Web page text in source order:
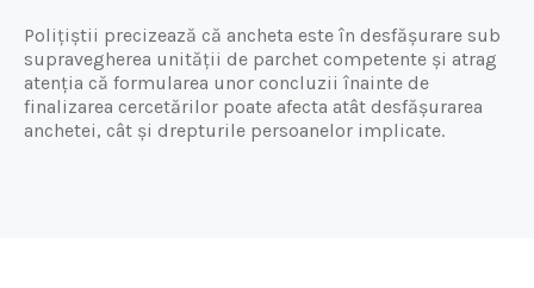
Polițiștii precizează că ancheta este în desfășurare sub
supravegherea unității de parchet competente și atrag
atenția că formularea unor concluzii înainte de
finalizarea cercetărilor poate afecta atât desfășurarea
anchetei, cât și drepturile persoanelor implicate.